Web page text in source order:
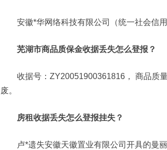
安徽*华网络科技有限公司（统一社会信
芜湖市商品质保金收据丢失怎么登报？
收据号：ZY20051900361816， 商品质
废。
房租收据丢失怎么登报挂失？
卢*遗失安徽天徽置业有限公司开具的曼